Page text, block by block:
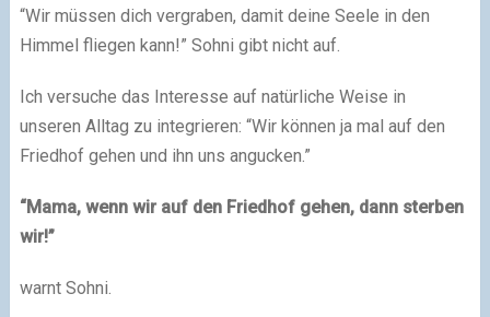
“Wir müssen dich vergraben, damit deine Seele in den
Himmel fliegen kann!” Sohni gibt nicht auf.
Ich versuche das Interesse auf natürliche Weise in
unseren Alltag zu integrieren: “Wir können ja mal auf den
Friedhof gehen und ihn uns angucken.”
“Mama, wenn wir auf den Friedhof gehen, dann sterben
wir!”
warnt Sohni.